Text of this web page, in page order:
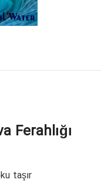
Ferahlığı
taşır